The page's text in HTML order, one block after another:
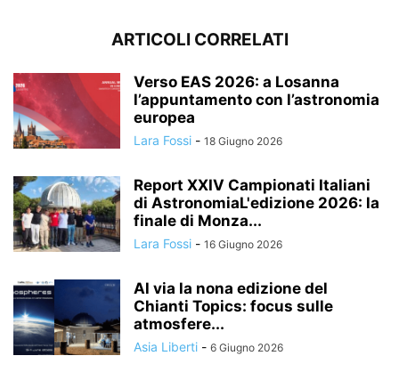
ARTICOLI CORRELATI
Verso EAS 2026: a Losanna
l’appuntamento con l’astronomia
europea
Lara Fossi - 18 Giugno 2026
Report XXIV Campionati Italiani
di AstronomiaL'edizione 2026: la
finale di Monza...
Lara Fossi - 16 Giugno 2026
Al via la nona edizione del
Chianti Topics: focus sulle
atmosfere...
Asia Liberti - 6 Giugno 2026